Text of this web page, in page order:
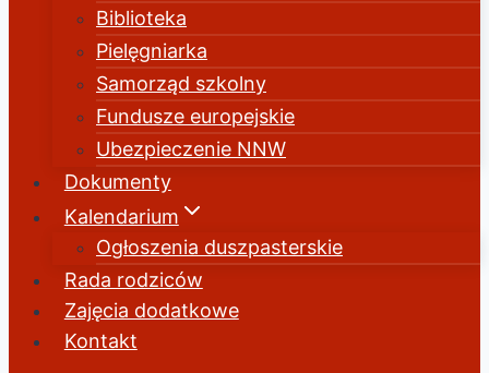
Biblioteka
Pielęgniarka
Samorząd szkolny
Fundusze europejskie
Ubezpieczenie NNW
Dokumenty
Kalendarium
Ogłoszenia duszpasterskie
Rada rodziców
Zajęcia dodatkowe
Kontakt